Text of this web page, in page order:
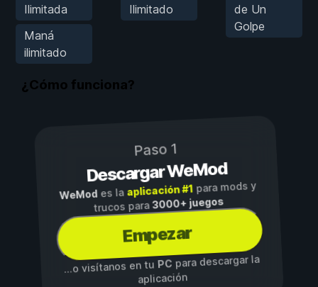
Ilimitada
Maná
ilimitado
Ilimitado
de Un
Golpe
¿Cómo funciona?
Paso 1
Descargar WeMod
WeMod es la aplicación #1para mods y
trucos para3000+ juegos
Empezar
...o visítanos en tuPCpara descargar la
aplicación